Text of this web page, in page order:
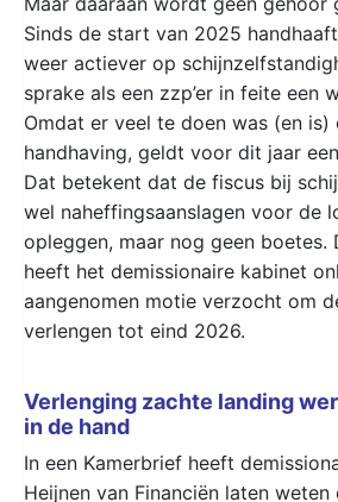
Sinds de start van 2025
weer actiever op
sprake als een zzp’er in feite een
Omdat er veel te doen was (en
handhaving, geldt voor dit jaar een
Dat betekent dat de fiscus bij
wel naheffingsaanslagen voor de
opleggen, maar nog geen boetes.
heeft het demissionaire kabinet
aangenomen motie verzocht om
verlengen tot eind 2026.
Verlenging zachte landing
in de hand
In een Kamerbrief heeft
Heijnen van Financiën laten